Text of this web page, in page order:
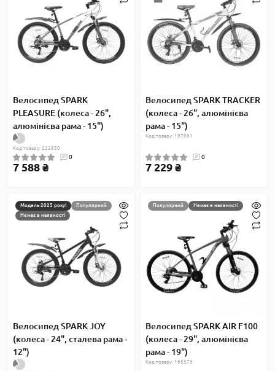
Велосипед SPARK
PLEASURE (колеса - 26",
алюмінієва рама - 15")
Код товару: 222950
0
7 588 ₴
Велосипед SPARK TRACKER
(колеса - 26", алюмінієва
рама - 15")
Код товару: 197981
0
7 229 ₴
Модель 2025 року!
Популярний
Немає в наявності
Велосипед SPARK JOY
(колеса - 24", сталева рама -
12")
Популярний Немає в наявності
Велосипед SPARK AIR F100
(колеса - 29", алюмінієва
рама - 19")
Код товару: 185373